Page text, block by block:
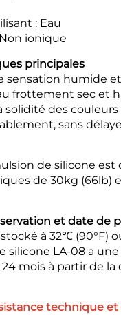
: Eau
ionique
principales
sensation humide
frottement sec et
solidité des couleurs
sans
de silicone
de 30kg (66lb)
et date de
à 32℃ (90°F)
silicone LA-08 a
mois à partir de la
technique et